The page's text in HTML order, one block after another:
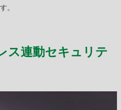
。
ス連動セキュリテ